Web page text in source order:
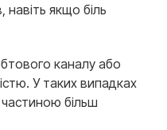
якщо біль
каналу або
У таких випадках
більш